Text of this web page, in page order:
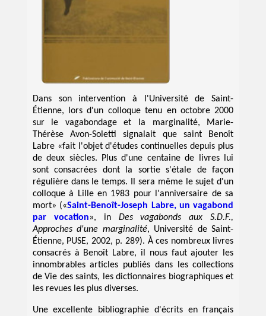
Dans son intervention à l'Université de Saint-
Étienne, lors d'un colloque tenu en octobre 2000
sur le vagabondage et la marginalité, Marie-
Thérèse Avon-Soletti signalait que saint Benoît
Labre «fait l'objet d'études continuelles depuis plus
de deux siècles. Plus d'une centaine de livres lui
sont consacrées dont la sortie s'étale de façon
régulière dans le temps. Il sera même le sujet d'un
colloque à Lille en 1983 pour l'anniversaire de sa
mort» («Saint-Benoît-Joseph Labre, un vagabond
par vocation», in Des vagabonds aux S.D.F.,
Approches d'une marginalité, Université de Saint-
Étienne, PUSE, 2002, p. 289). À ces nombreux livres
consacrés à Benoît Labre, il nous faut ajouter les
innombrables articles publiés dans les collections
de Vie des saints, les dictionnaires biographiques et
les revues les plus diverses.
Une excellente bibliographie d'écrits en français